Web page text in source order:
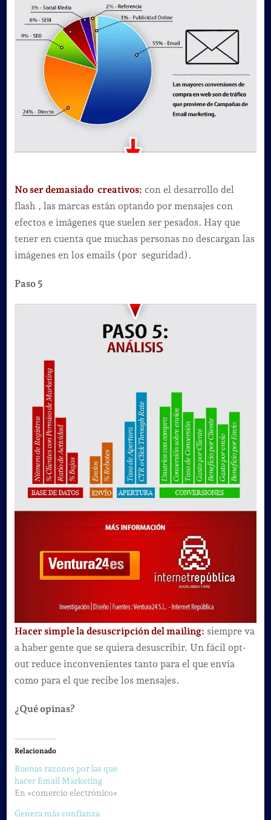
No ser demasiado creativos: con el desarrollo del
flash , las marcas están optando por mensajes con
efectos e imágenes que suelen ser pesados. Hay que
tener en cuenta que muchas personas no descargan las
imágenes en los emails (por seguridad).
Paso 5
Hacer simple la desuscripción del mailing: siempre va
a haber gente que se quiera desuscribir. Un fácil opt-
out reduce inconvenientes tanto para el que envía
como para el que recibe los mensajes.
¿Qué opinas?
Relacionado
Buenas razones por las que
hacer Email Marketing
En «comercio electrónico»
Genera más confianza